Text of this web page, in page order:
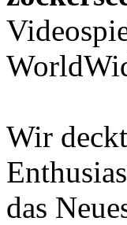
Wir
das